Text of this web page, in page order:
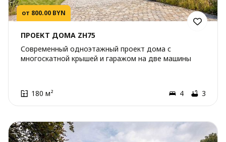
от 800.00 BYN
ПРОЕКТ ДОМА ZH75
Современный одноэтажный проект дома с
многоскатной крышей и гаражом на две машины
180 м² 4 3